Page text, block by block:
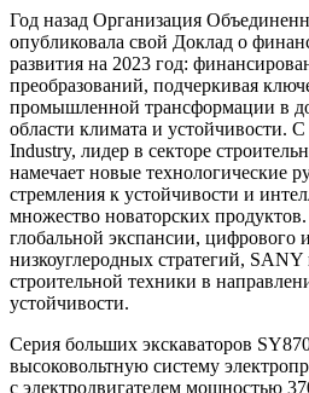
Год назад Организация
опубликовала свой Доклад о
развития на 2023 год:
преобразований, подчеркивая
промышленной трансформации в
области климата и устойчивости.
Industry, лидер в секторе
намечает новые технологические
стремления к устойчивости и
множество новаторских
глобальной экспансии, цифрового
низкоуглеродных стратегий, SANY
строительной техники в
устойчивости.
Серия больших экскаваторов
высоковольтную систему
с электродвигателем мощностью